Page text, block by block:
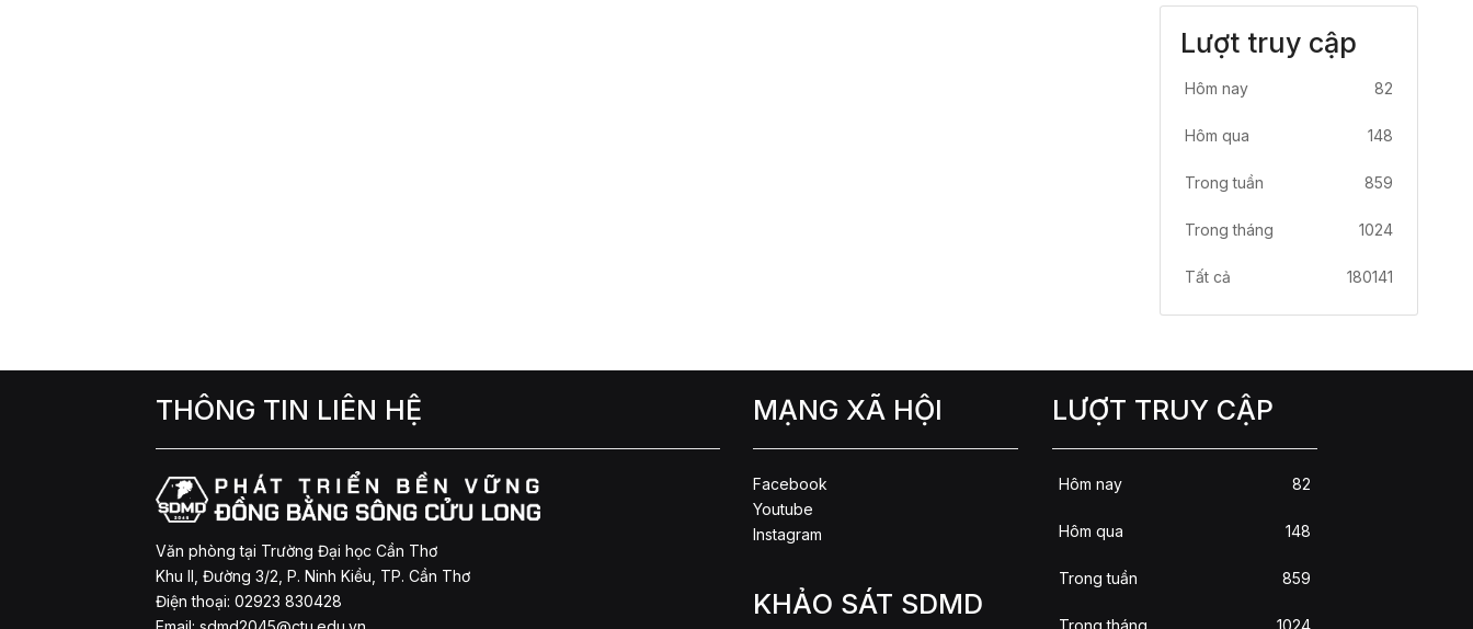
Lượt truy cập
Hôm nay 82
Hôm qua 148
Trong tuần 859
Trong tháng 1024
Tất cả 180141
THÔNG TIN LIÊN HỆ
Văn phòng tại Trường Đại học Cần Thơ
Khu II, Đường 3/2, P. Ninh Kiều, TP. Cần Thơ
Điện thoại: 02923 830428
MẠNG XÃ HỘI
Facebook
Youtube
Instagram
KHẢO SÁT SDMD
LƯỢT TRUY CẬP
Hôm nay 82
Hôm qua 148
Trong tuần 859
Trong tháng 1024